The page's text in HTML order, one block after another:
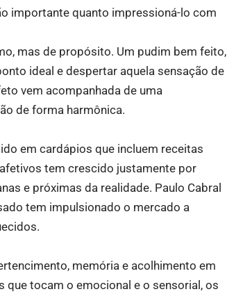
importante quanto impressioná-lo com
mas de propósito. Um pudim bem feito,
ideal e despertar aquela sensação de
vem acompanhada de uma
de forma harmônica.
em cardápios que incluem receitas
tem crescido justamente por
e próximas da realidade. Paulo Cabral
tem impulsionado o mercado a
memória e acolhimento em
tocam o emocional e o sensorial, os